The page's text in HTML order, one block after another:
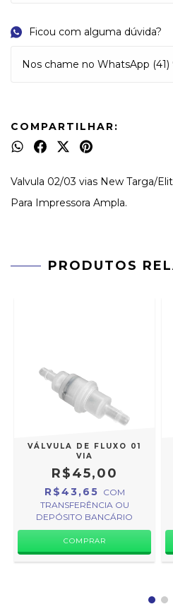
Ficou com alguma dúvida?
Nos chame no WhatsApp (41)
COMPARTILHAR:
Valvula 02/03 vias New Targa/
Para Impressora Ampla.
PRODUTOS
VÁLVULA DE FLUXO 01
VIA
R$45,00
R$43,65 COM
TRANSFERÊNCIA OU
DEPÓSITO BANCÁRIO